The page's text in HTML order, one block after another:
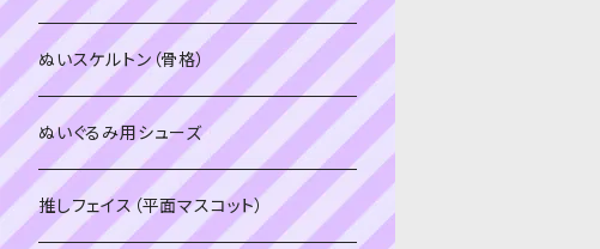
スキンカラー生地
カーリーベルボア
パウダーボア（4mm）
白系
赤・ピンク系
紫系
スキンカラー系
白系
赤・ピンク系
ステッチカラー
ミニワッペン
リボン
ぬいスケルトン（骨格）
ぬいぐるみ用シューズ
推しフェイス（平面マスコット）